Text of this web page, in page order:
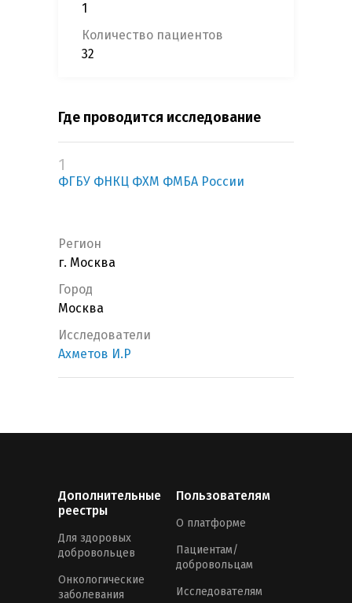
1
Количество пациентов
32
Где проводится исследование
1
ФГБУ ФНКЦ ФХМ ФМБА России
Регион
г. Москва
Город
Москва
Исследователи
Ахметов И.Р
Дополнительные
реестры
Для здоровых
добровольцев
Онкологические
заболевания
Пользователям
О платформе
Пациентам/
добровольцам
Исследователям